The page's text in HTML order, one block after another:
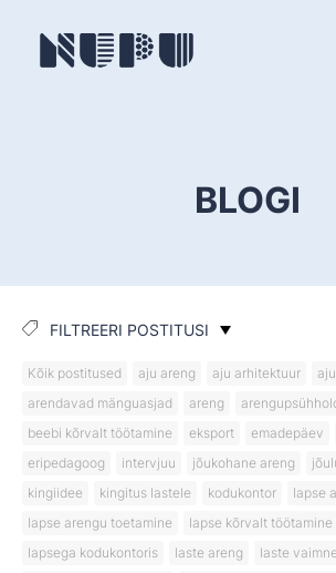
BLOGI
FILTREERI POSTITUSI
Kõik postitused aju areng aju arhitektuur
arendavad mänguasjad
areng
beebi kõrvalt töötamine
eksport emadepäev
eripedagoog
intervjuu jõukohane areng
kingiidee
kingitus lastele kodukontor
lapse
lapse arengu toetamine
lapse kõrvalt töötamine
lapsega kodukontoris
laste areng laste